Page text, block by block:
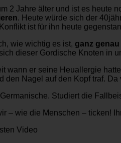
2 Jahre älter und ist es heute
. Heute würde sich der
ist für ihn heute
wie wichtig es ist, ganz
dieser Gordische Knoten in
wann er seine Heuallergie
den Nagel auf den Kopf traf.
Studiert die
– wie die Menschen – ticken!
Video